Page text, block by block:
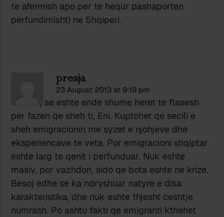
te afermish apo per te hequr pashaporten
perfundimisht) ne Shqiperi.
presja
23 August 2013 at 9:19 pm
Mendoj se eshte ende shume heret te flasesh
per fazen qe sheh ti, Eni. Kuptohet qe secili e
sheh emigracionin me syzet e njohjeve dhe
eksperiencave te veta. Por emigracioni shqiptar
eshte larg te qenit i perfunduar. Nuk eshte
masiv, por vazhdon, sido qe bota eshte ne krize.
Besoj edhe se ka ndryshuar natyre e disa
karakteristika, dhe nuk eshte thjesht ceshtje
numrash. Po ashtu fakti qe emigranti kthehet